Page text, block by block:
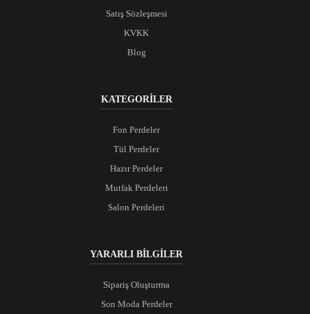
Satış Sözleşmesi
KVKK
Blog
KATEGORİLER
Fon Perdeler
Tül Perdeler
Hazır Perdeler
Mutfak Perdeleri
Salon Perdeleri
YARARLI BİLGİLER
Sipariş Oluşturma
Son Moda Perdeler